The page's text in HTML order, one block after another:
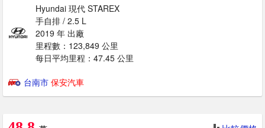
Hyundai 現代 STAREX
手自排 / 2.5 L
2019 年 出廠
里程數：123,849 公里
每日平均里程：47.45 公里
台南市 保安汽車